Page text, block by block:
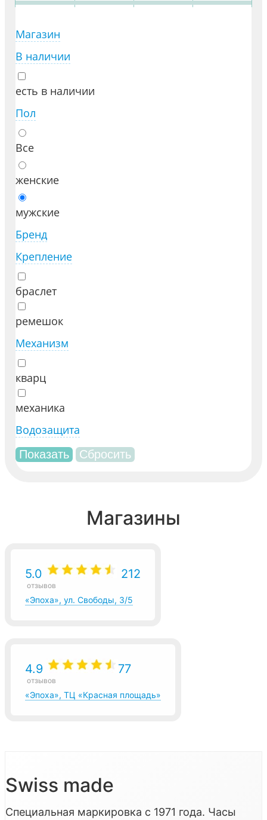
Магазин
В наличии
есть в наличии
Пол
Все
женские
мужские
Бренд
Крепление
браслет
ремешок
Механизм
кварц
механика
Водозащита
Магазины
5.0 212
отзывов
«Эпоха», ул. Свободы, 3/5
4.9 77
отзывов
«Эпоха», ТЦ «Красная площадь»
Swiss made
Специальная маркировка с 1971 года. Часы